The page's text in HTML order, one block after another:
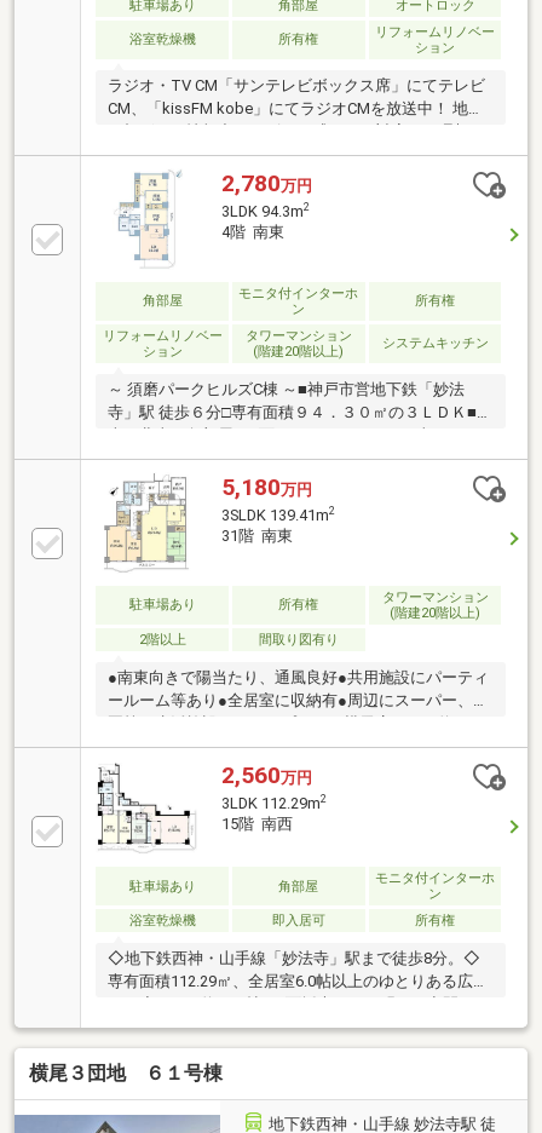
駐車場あり 角部屋 オートロック
浴室乾燥機 所有権
リフォームリノベー
ション
ラジオ・TV CM「サンテレビボックス席」にてテレビ
CM、「kissFM kobe」にてラジオCMを放送中！ 地域
住まい探しをサポート致します♪
2,780万円
3LDK 94.3m2
4階 南東
角部屋
モニタ付インターホ
ン
所有権
リフォームリノベー
ション
タワーマンション
(階建20階以上)
システムキッチン
～ 須磨パークヒルズC棟 ～■神戸市営地下鉄「妙法
寺」駅 徒歩６分□専有面積９４．３０㎡の３ＬＤＫ■東
通風良好■エレベーター全階停止□２０２６年４月リフ
ォーム完成・システムキッチン 交換・浴室 交換・洗面
化粧台 交換・トイレ 交換・床カーペット張替え・建具
交換・全室クロス張替え
5,180万円
3SLDK 139.41m2
31階 南東
駐車場あり 所有権
タワーマンション
(階建20階以上)
2階以上
間取り図有り
●南東向きで陽当たり、通風良好●共用施設にパーティ
ールーム等あり●全居室に収納有●周辺にスーパー、公
０ｍ（徒歩約９分）ラ・ムー北須磨店・・・約８６０
ｍ（徒歩約１１分）ローソン妙法寺駅店・・・約５５
０ｍ（徒歩約７分）スギドラッグ須磨北店・・・約７
８０ｍ（徒歩約１０分）神戸市立南落合小学校・・・
約６１０ｍ（徒歩約８分）神戸市立友が丘中学
2,560万円
3LDK 112.29m2
15階 南西
駐車場あり 角部屋
モニタ付インターホ
ン
浴室乾燥機
即入居可 所有権
◇地下鉄西神・山手線「妙法寺」駅まで徒歩8分。◇
専有面積112.29㎡、全居室6.0帖以上のゆとりある広
す。◇ウォークインクローゼットや物入など、全居室
に収納スペースが備わっています。◇広さ28㎡のバル
コニーからは開放感あふれる景色が広がります。◇オ
ートロック、TVモニター付きインターホンなど、防犯
面に配慮されています。◇リフォーム履歴≪2013年
横尾３団地 ６１号棟
地下鉄西神・山手線 妙法寺駅 徒